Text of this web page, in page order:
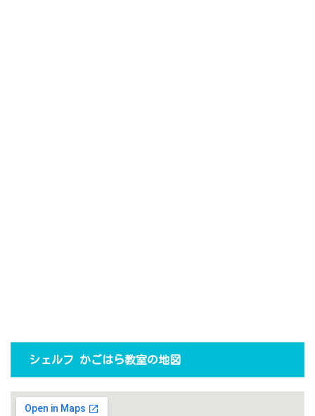
シェルフ かごはら教室の地図